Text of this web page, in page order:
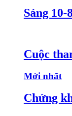
Sáng
Cuộc
Mới nhất
Chứng